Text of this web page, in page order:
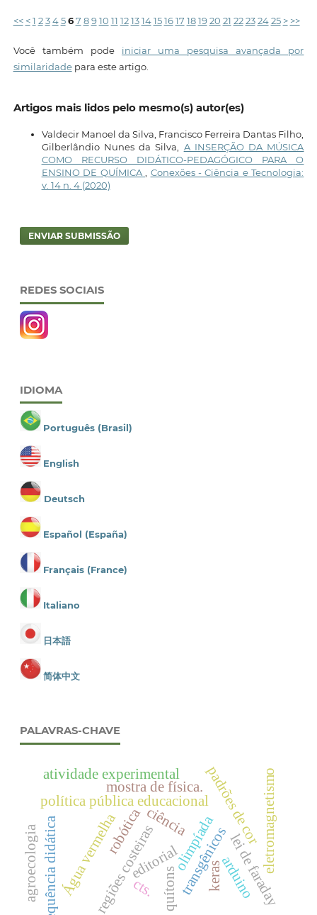
<< < 1 2 3 4 5 6 7 8 9 10 11 12 13 14 15 16 17 18 19 20 21 22 23 24 25 > >>
Você também pode iniciar uma pesquisa avançada por
similaridadepara este artigo.
Artigos mais lidos pelo mesmo(s) autor(es)
Valdecir Manoel da Silva, Francisco Ferreira Dantas Filho,
Gilberlândio Nunes da Silva, A INSERÇÃO DA MÚSICA
COMO RECURSO DIDÁTICO-PEDAGÓGICO PARA O
ENSINO DE QUÍMICA
Conexões - Ciência e Tecnologia:
v. 14 n. 4 (2020)
ENVIAR SUBMISSÃO
REDES SOCIAIS
IDIOMA
Português (Brasil)
English
Deutsch
Español (España)
Français (France)
Italiano
日本語
简体中文
PALAVRAS-CHAVE
editorialolimpíada
política pública educacionalpadrões de cor
quítons
regiões costeiras
robótica
keras
mostra de física.
sequência didática transgênicos
cts.
Água vermelha
agroecologia lei de faraday
atividade experimental eletromagnetismo
ciência
arduino